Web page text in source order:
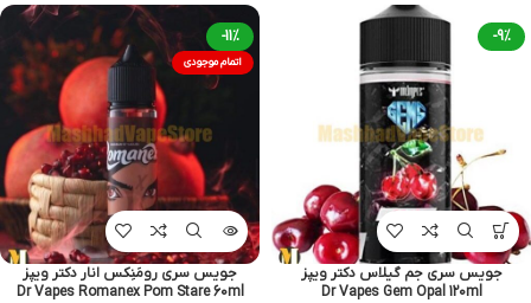
-9%
جویس سری جم گیلاس دکتر ویپز
Dr Vapes Gem Opal 120ml
-11%
اتمام موجودی
جویس سری رومَنِکس انار دکتر ویپز
Dr Vapes Romanex Pom Stare 60ml